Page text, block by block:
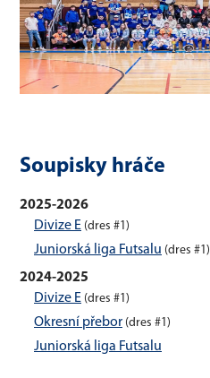
0 0
0
0
0
Soupisky hráče
2025-2026
Divize E (dres #1)
Juniorská liga Futsalu (dres #1)
2024-2025
Divize E (dres #1)
Okresní přebor (dres #1)
Juniorská liga Futsalu